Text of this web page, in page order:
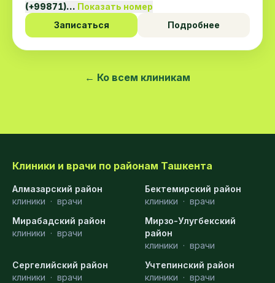
(+99871)… Показать номер
Записаться
Подробнее
← Ко всем клиникам
Клиники и врачи по районам Ташкента
Алмазарский район
клиники · врачи
Бектемирский район
клиники · врачи
Мирабадский район
клиники · врачи
Мирзо-Улугбекский
район
клиники · врачи
Сергелийский район
клиники · врачи
Учтепинский район
клиники · врачи